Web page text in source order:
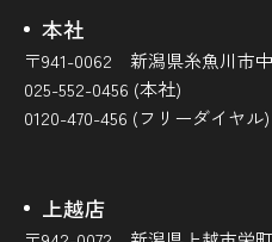
本社
〒941-0062 新潟県糸魚川市
025-552-0456 (本社)
0120-470-456 (フリーダイヤル)
上越店